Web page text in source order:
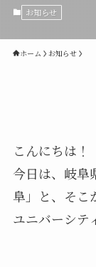
お知らせ
ホーム お知らせ
こんにちは！
今日は、岐阜
阜」と、そこ
ユニバーシテ